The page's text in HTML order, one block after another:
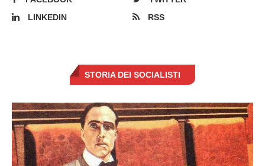
LINKEDIN
RSS
STORIA DEI SOCIALISTI